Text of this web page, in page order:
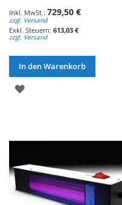
729,50 €
zzgl. Versand
613,03 €
zzgl. Versand
In den Warenkorb
ZUR